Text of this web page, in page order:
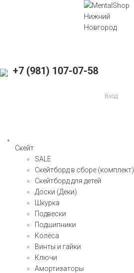
+7 (981) 107-07-58
Вход
Скейт
SALE
Скейтборд в сборе (комплект)
Скейтборд для детей
Доски (Деки)
Шкурка
Подвески
Подшипники
Колёса
Винты и гайки
Ключи
Амортизаторы